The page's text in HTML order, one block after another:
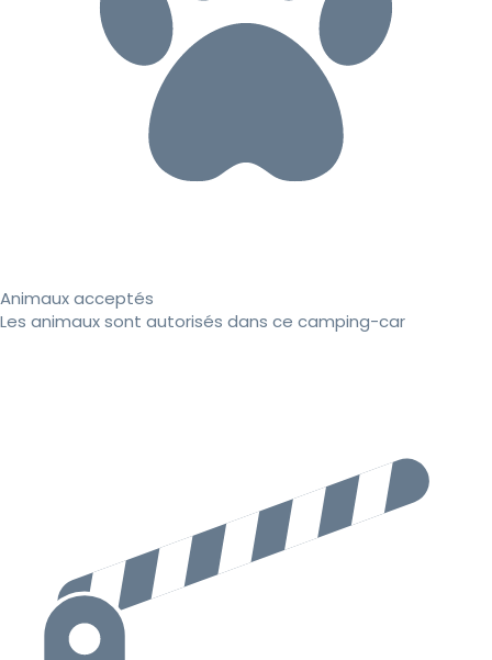
Animaux acceptés
Les animaux sont autorisés dans ce camping-car